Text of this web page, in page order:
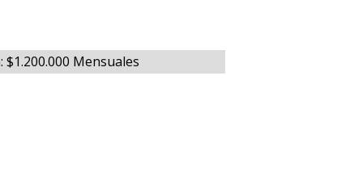
Mensuales